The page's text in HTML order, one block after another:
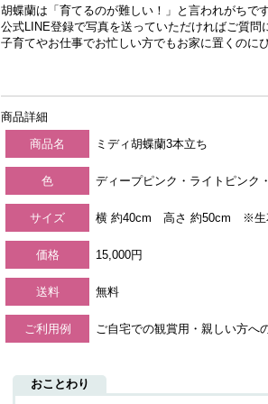
胡蝶蘭は「育てるのが難しい！」と言われがちで
公式LINE登録で写真を送っていただければご質問
子育てやお仕事でお忙しい方でもお家に置くのに
商品詳細
商品名
ミディ胡蝶蘭3本立ち
色 ディープピンク・ライトピンク
サイズ 横 約40cm 高さ 約50cm ※生
価格 15,000円
送料 無料
ご利用例 ご自宅での観賞用・親しい方へ
おことわり